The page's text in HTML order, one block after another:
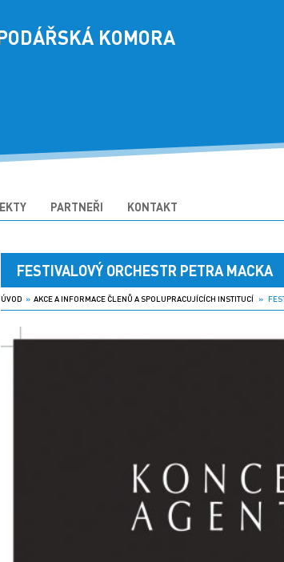
KOMORA
PARTNEŘI KONTAKT
FESTIVALOVÝ ORCHESTR PETRA MACKA
ÚVOD » AKCE A INFORMACE ČLENŮ A SPOLUPRACUJÍCÍCH INSTITUCÍ »